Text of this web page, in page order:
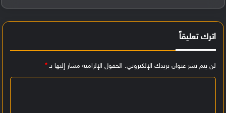
اترك تعليقاً
لن يتم نشر عنوان بريدك الإلكتروني. الحقول الإلزامية مشار إليها بـ*